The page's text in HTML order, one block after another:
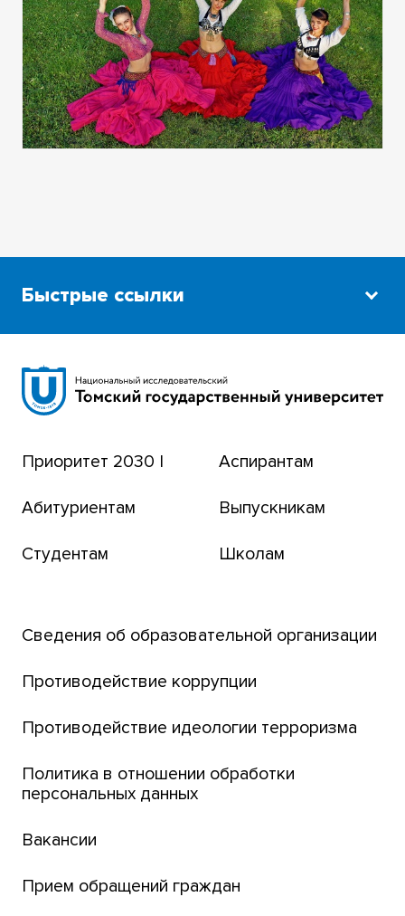
Быстрые ссылки
Сибирский ботанический сад
Томский региональный центр коллективного
Транссибирский научный путь
Парк социогуманитарных технологий ТГУ
Английский для всех
ТГУ
Интернет-лицей
Открытые онлайн-курсы (MOOCs)
Платежи онлайн
Банк инициатив по развитию университета
Приоритет 2030 |
Абитуриентам
Студентам
Аспирантам
Выпускникам
Школам
Сведения об образовательной организации
Противодействие коррупции
Противодействие идеологии терроризма
Политика в отношении обработки
персональных данных
Вакансии
Прием обращений граждан